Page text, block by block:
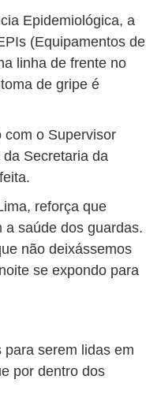
Epidemiológica, a
(Equipamentos de
linha de frente no
de gripe é
com o Supervisor
Secretaria da
reforça que
saúde dos guardas.
não deixássemos
se expondo para
serem lidas em
por dentro dos